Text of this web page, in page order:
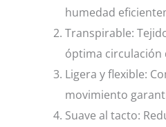
humedad
Transpirable:
óptima circulación
Ligera y flexible:
movimiento
Suave al tacto: